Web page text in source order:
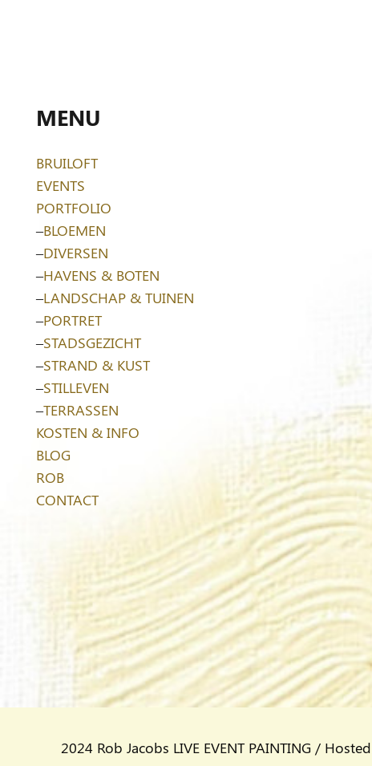
MENU
BRUILOFT
EVENTS
PORTFOLIO
–BLOEMEN
–DIVERSEN
–HAVENS & BOTEN
–LANDSCHAP & TUINEN
–PORTRET
–STADSGEZICHT
–STRAND & KUST
–STILLEVEN
–TERRASSEN
KOSTEN & INFO
BLOG
ROB
CONTACT
2024 Rob Jacobs LIVE EVENT PAINTING /